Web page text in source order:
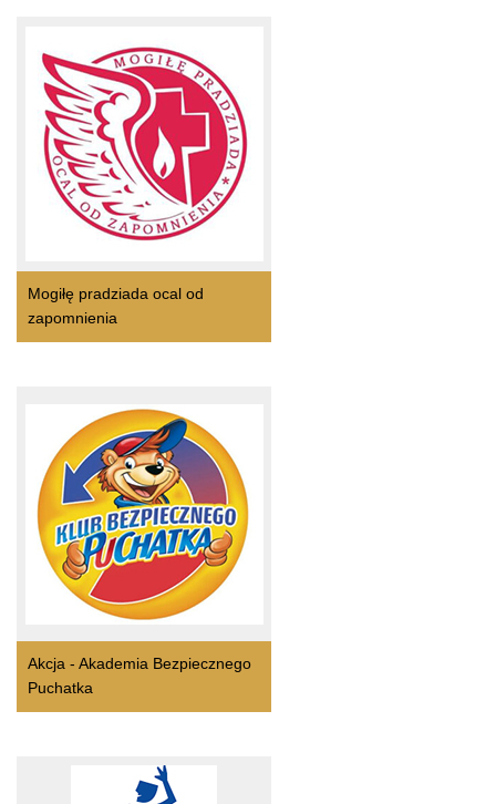
Mogiłę pradziada ocal od
zapomnienia
Akcja - Akademia Bezpiecznego
Puchatka